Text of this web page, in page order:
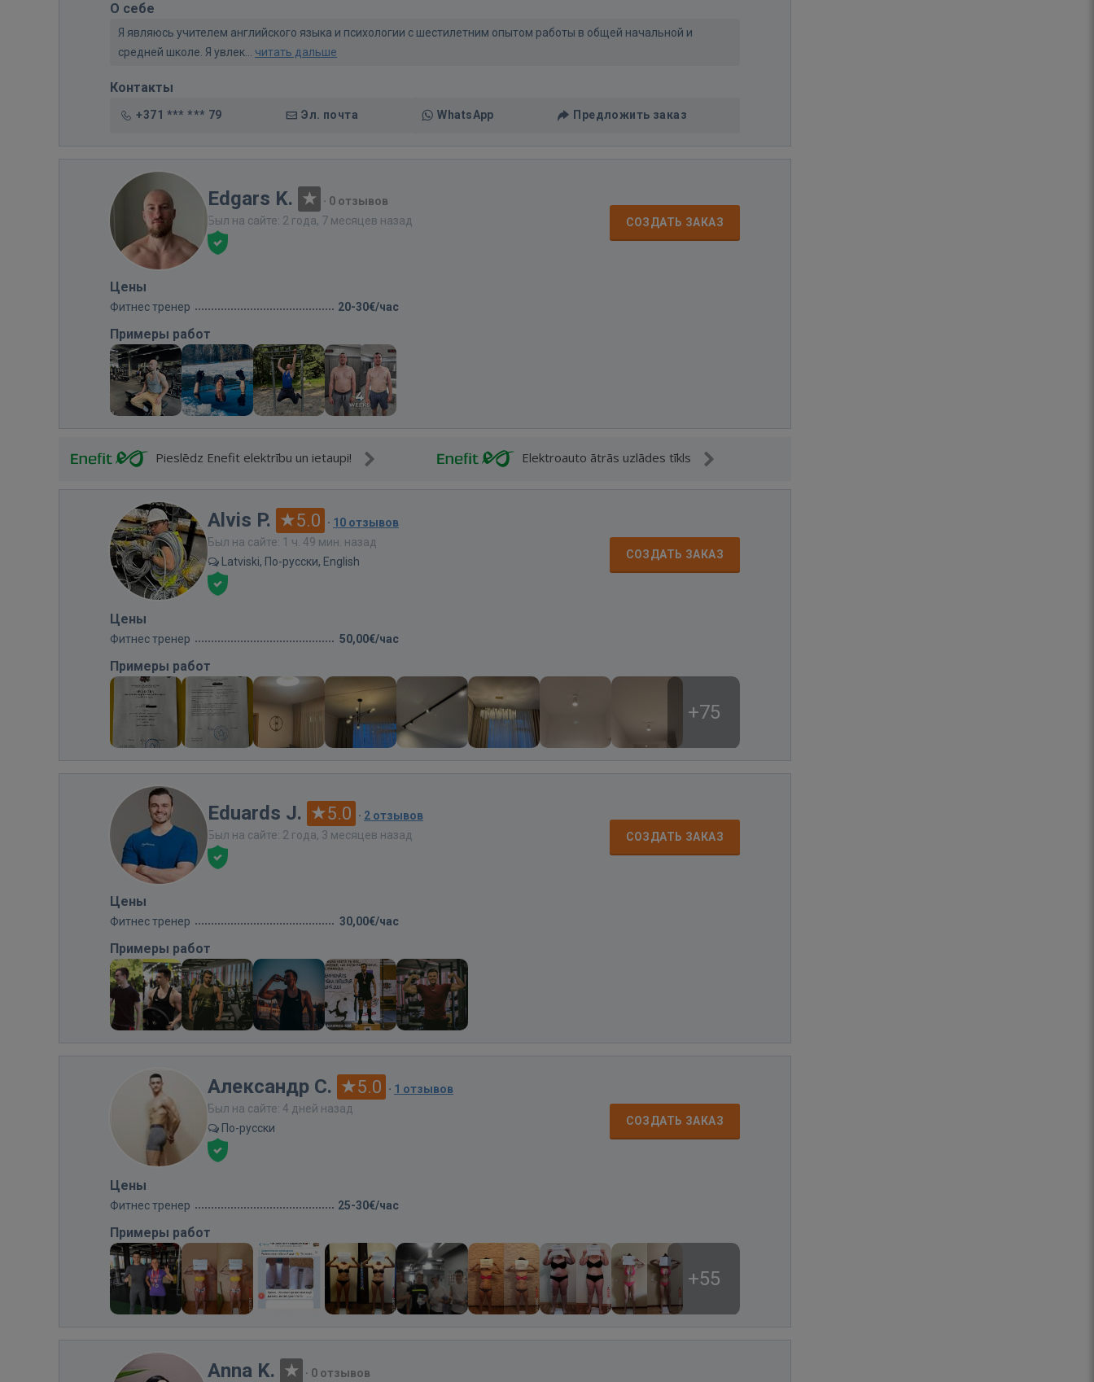
О себе
Я являюсь учителем английского языка и психологии с шестилетним опытом работы в общей начальной и
средней школе. Я увлек... читать дальше
Контакты
+371 *** *** 79 Эл. почта WhatsApp Предложить заказ
Edgars K. · 0 отзывов
Был на сайте: 2 года, 7 месяцев назад
СОЗДАТЬ ЗАКАЗ
Цены
Фитнес тренер 20-30€/час
Примеры работ
Pieslēdz Enefit elektrību un ietaupi! Elektroauto ātrās uzlādes tīkls
Alvis P. 5.0 · 10 отзывов
Был на сайте: 1 ч. 49 мин. назад
Latviski, По-русски, English
СОЗДАТЬ ЗАКАЗ
Цены
Фитнес тренер 50,00€/час
Примеры работ
+75
Eduards J. 5.0 · 2 отзывов
Был на сайте: 2 года, 3 месяцев назад
СОЗДАТЬ ЗАКАЗ
Цены
Фитнес тренер 30,00€/час
Примеры работ
Александр С. 5.0 · 1 отзывов
Был на сайте: 4 дней назад
По-русски
СОЗДАТЬ ЗАКАЗ
Цены
Фитнес тренер 25-30€/час
Примеры работ
+55
Anna K. · 0 отзывов